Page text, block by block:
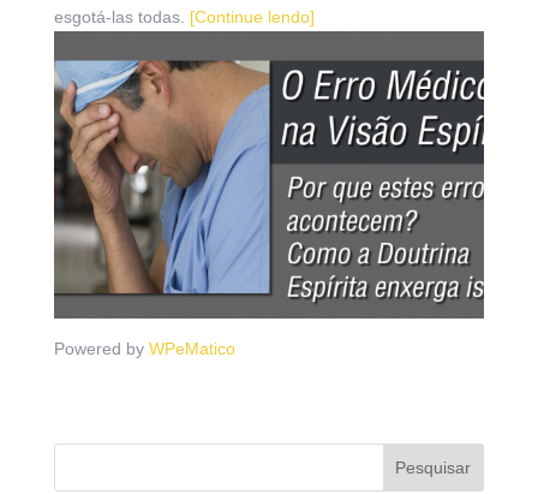
esgotá-las todas. [Continue lendo]
Powered by WPeMatico